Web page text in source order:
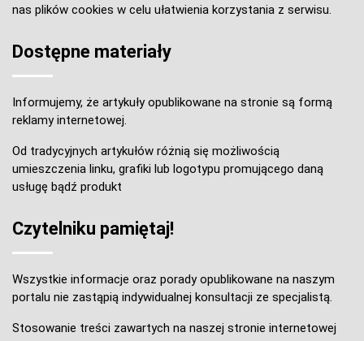
nas plików cookies w celu ułatwienia korzystania z serwisu.
Dostępne materiały
Informujemy, że artykuły opublikowane na stronie są formą
reklamy internetowej.
Od tradycyjnych artykułów różnią się możliwością
umieszczenia linku, grafiki lub logotypu promującego daną
usługę bądź produkt
Czytelniku pamiętaj!
Wszystkie informacje oraz porady opublikowane na naszym
portalu nie zastąpią indywidualnej konsultacji ze specjalistą.
Stosowanie treści zawartych na naszej stronie internetowej